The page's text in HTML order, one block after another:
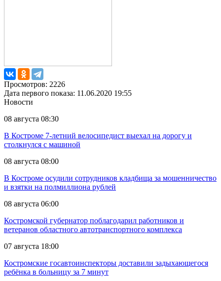
Просмотров: 2226
Дата первого показа: 11.06.2020 19:55
Новости
08 августа 08:30
В Костроме 7-летний велосипедист выехал на дорогу и
столкнулся с машиной
08 августа 08:00
В Костроме осудили сотрудников кладбища за мошенничество
и взятки на полмиллиона рублей
08 августа 06:00
Костромской губернатор поблагодарил работников и
ветеранов областного автотранспортного комплекса
07 августа 18:00
Костромские госавтоинспекторы доставили задыхающегося
ребёнка в больницу за 7 минут